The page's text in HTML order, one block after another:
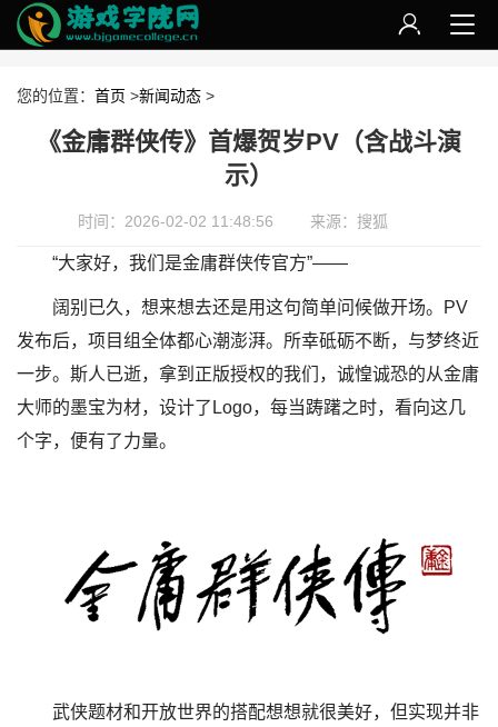
您的位置： 首页 >新闻动态 >
《金庸群侠传》首爆贺岁PV（含战斗演
示）
时间：2026-02-02 11:48:56 来源：搜狐
“大家好，我们是金庸群侠传官方”——
阔别已久，想来想去还是用这句简单问候做开场。PV
发布后，项目组全体都心潮澎湃。所幸砥砺不断，与梦终近
一步。斯人已逝，拿到正版授权的我们，诚惶诚恐的从金庸
大师的墨宝为材，设计了Logo，每当踌躇之时，看向这几
个字，便有了力量。
武侠题材和开放世界的搭配想想就很美好，但实现并非